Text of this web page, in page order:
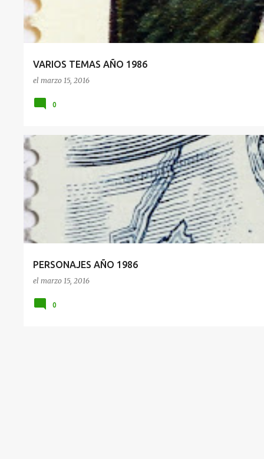
VARIOS TEMAS AÑO 1986
el marzo 15, 2016
0
PERSONAJES AÑO 1986
el marzo 15, 2016
1986 PERSONAJES
0